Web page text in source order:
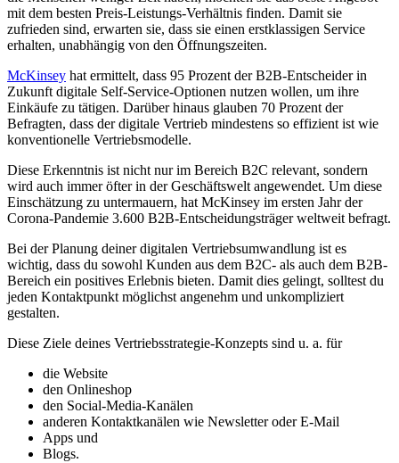
mit dem besten Preis-Leistungs-Verhältnis finden. Damit sie
zufrieden sind, erwarten sie, dass sie einen erstklassigen Service
erhalten, unabhängig von den Öffnungszeiten.
McKinsey hat ermittelt, dass 95 Prozent der B2B-Entscheider in
Zukunft digitale Self-Service-Optionen nutzen wollen, um ihre
Einkäufe zu tätigen. Darüber hinaus glauben 70 Prozent der
Befragten, dass der digitale Vertrieb mindestens so effizient ist wie
konventionelle Vertriebsmodelle.
Diese Erkenntnis ist nicht nur im Bereich B2C relevant, sondern
wird auch immer öfter in der Geschäftswelt angewendet. Um diese
Einschätzung zu untermauern, hat McKinsey im ersten Jahr der
Corona-Pandemie 3.600 B2B-Entscheidungsträger weltweit befragt.
Bei der Planung deiner digitalen Vertriebsumwandlung ist es
wichtig, dass du sowohl Kunden aus dem B2C- als auch dem B2B-
Bereich ein positives Erlebnis bieten. Damit dies gelingt, solltest du
jeden Kontaktpunkt möglichst angenehm und unkompliziert
gestalten.
Diese Ziele deines Vertriebsstrategie-Konzepts sind u. a. für
die Website
den Onlineshop
den Social-Media-Kanälen
anderen Kontaktkanälen wie Newsletter oder E-Mail
Apps und
Blogs.